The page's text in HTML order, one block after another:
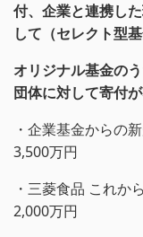
付、企業と連携し
して（セレクト型基
オリジナル基金の
団体に対して寄付
・企業基金からの
3,500万円
・三菱食品 これか
2,000万円